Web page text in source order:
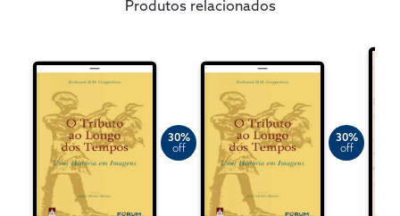
Produtos relacionados
30%
off
30%
off